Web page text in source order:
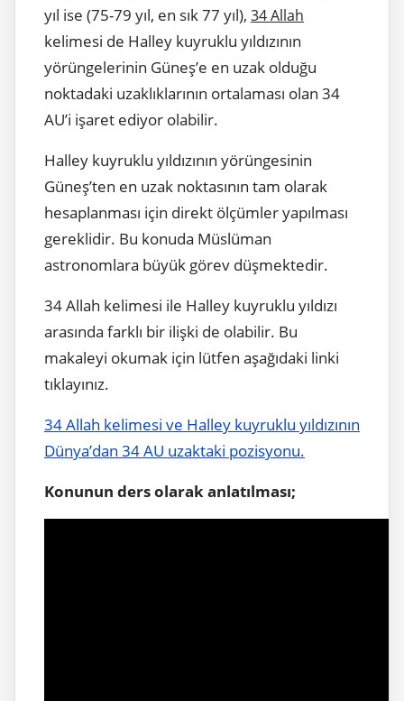
yıl ise (75-79 yıl, en sık 77 yıl), 34 Allah
kelimesi de Halley kuyruklu yıldızının
yörüngelerinin Güneş’e en uzak olduğu
noktadaki uzaklıklarının ortalaması olan 34
AU’i işaret ediyor olabilir.
Halley kuyruklu yıldızının yörüngesinin
Güneş’ten en uzak noktasının tam olarak
hesaplanması için direkt ölçümler yapılması
gereklidir. Bu konuda Müslüman
astronomlara büyük görev düşmektedir.
34 Allah kelimesi ile Halley kuyruklu yıldızı
arasında farklı bir ilişki de olabilir. Bu
makaleyi okumak için lütfen aşağıdaki linki
tıklayınız.
34 Allah kelimesi ve Halley kuyruklu yıldızının
Dünya’dan 34 AU uzaktaki pozisyonu.
Konunun ders olarak anlatılması;